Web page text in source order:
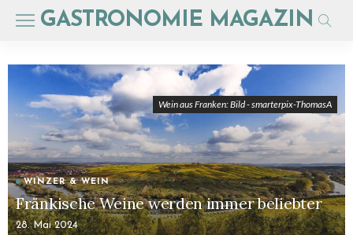
GASTRONOMIE MAGAZIN
WINZER & WEIN
Fränkische Weine werden immer beliebter
28. Mai 2024
Wein aus Franken: Bild - smarterpix-ThomasA